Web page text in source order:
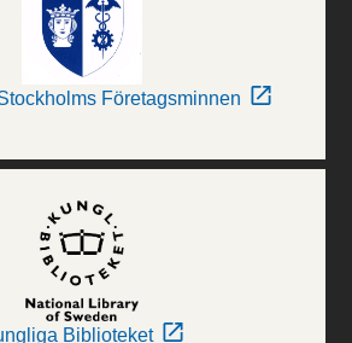
Företagsminnen
Biblioteket